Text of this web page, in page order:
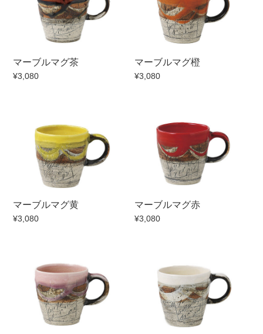
マーブルマグ茶
¥3,080
マーブルマグ橙
¥3,080
マーブルマグ黄
¥3,080
マーブルマグ赤
¥3,080